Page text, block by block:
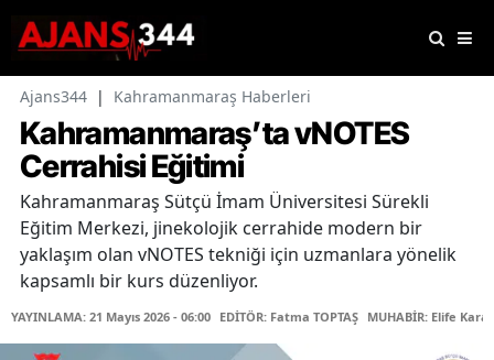
Ajans344 | Kahramanmaraş Haberleri
Kahramanmaraş’ta vNOTES
Cerrahisi Eğitimi
Kahramanmaraş Sütçü İmam Üniversitesi Sürekli
Eğitim Merkezi, jinekolojik cerrahide modern bir
yaklaşım olan vNOTES tekniği için uzmanlara yönelik
kapsamlı bir kurs düzenliyor.
YAYINLAMA: 21 Mayıs 2026 - 06:00 EDİTÖR: Fatma TOPTAŞ MUHABİR: Elife